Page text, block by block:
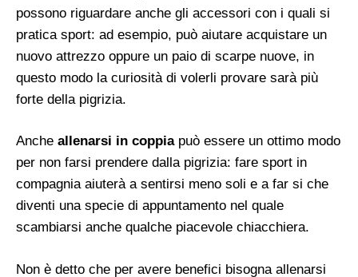
possono riguardare anche gli accessori con i quali si
pratica sport: ad esempio, può aiutare acquistare un
nuovo attrezzo oppure un paio di scarpe nuove, in
questo modo la curiosità di volerli provare sarà più
forte della pigrizia.
Anche allenarsi in coppiapuò essere un ottimo modo
per non farsi prendere dalla pigrizia: fare sport in
compagnia aiuterà a sentirsi meno soli e a far si che
diventi una specie di appuntamento nel quale
scambiarsi anche qualche piacevole chiacchiera.
Non è detto che per avere benefici bisogna allenarsi